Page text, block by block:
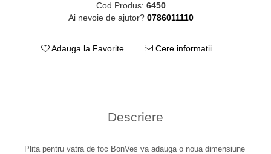
Cod Produs: 6450
Ai nevoie de ajutor? 0786011110
Adauga la Favorite Cere informatii
Descriere
Plita pentru vatra de foc BonVes va adauga o noua dimensiune